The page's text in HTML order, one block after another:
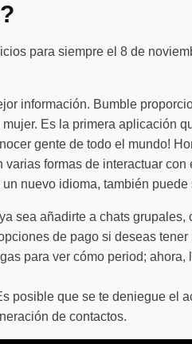
para siempre el 8 de
información. Bumble
Es la primera
gente de todo el mundo!
formas de interactuar
nuevo idioma, también
sea añadirte a chats
de pago si deseas
para ver cómo period;
posible que se te deniegue el
de contactos.